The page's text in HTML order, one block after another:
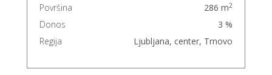
Površina
286 m2
Donos
3 %
Regija
Ljubljana, center, Trnovo